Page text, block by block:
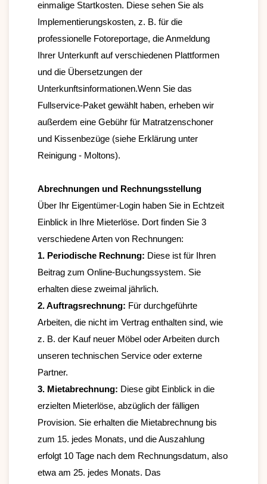
einmalige Startkosten. Diese sehen Sie als
Implementierungskosten, z. B. für die
professionelle Fotoreportage, die Anmeldung
Ihrer Unterkunft auf verschiedenen Plattformen
und die Übersetzungen der
Unterkunftsinformationen.Wenn Sie das
Fullservice-Paket gewählt haben, erheben wir
außerdem eine Gebühr für Matratzenschoner
und Kissenbezüge (siehe Erklärung unter
Reinigung - Moltons).
Abrechnungen und Rechnungsstellung
Über Ihr Eigentümer-Login haben Sie in Echtzeit
Einblick in Ihre Mieterlöse. Dort finden Sie 3
1. Periodische Rechnung: Diese ist für Ihren
Beitrag zum Online-Buchungssystem. Sie
2. Auftragsrechnung: Für durchgeführte
Arbeiten, die nicht im Vertrag enthalten sind, wie
z. B. der Kauf neuer Möbel oder Arbeiten durch
unseren technischen Service oder externe
3. Mietabrechnung: Diese gibt Einblick in die
erzielten Mieterlöse, abzüglich der fälligen
Provision. Sie erhalten die Mietabrechnung bis
zum 15. jedes Monats, und die Auszahlung
erfolgt 10 Tage nach dem Rechnungsdatum, also
etwa am 25. jedes Monats. Das